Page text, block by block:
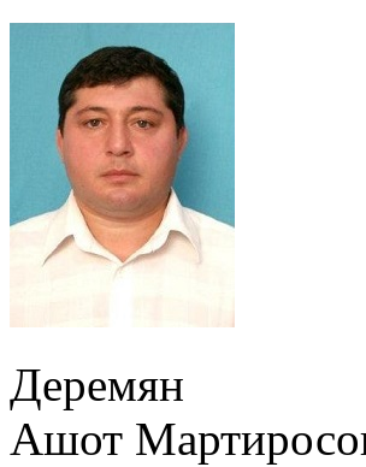
Деремян
Ашот